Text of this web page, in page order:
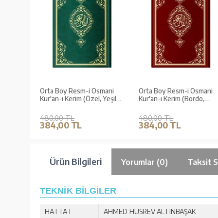
Orta Boy Resm-i Osmani
Kur'an-ı Kerim (Özel, Yeşil
480,00 TL
384,00 TL
Orta Boy Resm-i Osmani
Kur'an-ı Kerim (Bordo,
480,00 TL
384,00 TL
Ürün Bilgileri Yorumlar (0) Taksit
TEKNİK BİLGİLER
HATTAT AHMED HUSREV ALTINBAŞAK